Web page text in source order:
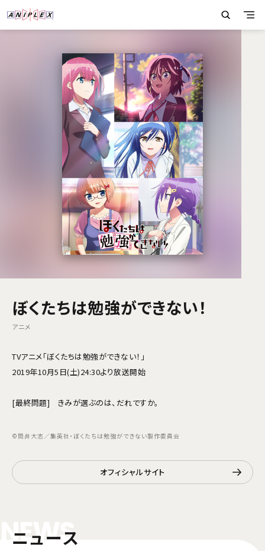
ぼくたちは勉強ができない！
アニメ
TVアニメ「ぼくたちは勉強ができない！」
2019年10月5日(土)24:30より放送開始
[最終問題] きみが選ぶのは、だれですか。
©筒井大志／集英社・ぼくたちは勉強ができない製作委員会
オフィシャルサイト
NEWS
ニュース